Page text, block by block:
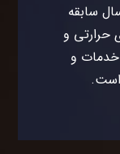
سابقه
حرارتی و
خدمات و
است.